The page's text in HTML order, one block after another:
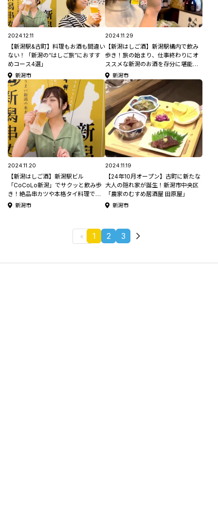
2024.12.11
【新潟駅&古町】料理もお酒も間違い
ない！「新潟の“はしご旅”におすす
めコース4選」
新潟市
2024.11.29
【新潟はしご酒】新潟駅構内で飲み
歩き！旅の始まり、仕事終わりにオ
ススメな新潟のお酒を存分に堪能で
きる「SUZUVEL &TABI BAR」＆
「ぽんしゅ館 新潟驛店」
新潟市
2024.11.20
【新潟はしご酒】新潟駅ビル
「CoCoLo新潟」でサクッと飲み歩
き！絶品串カツや本格タイ料理でお
酒がすすむ♪「新潟串カツセンタ
新潟市
2024.11.19
【24年10月オープン】古町に新たな
大人の隠れ家が誕生！新潟市中央区
「農家のむすめ居酒屋 田原屋」
新潟市
1 2 3